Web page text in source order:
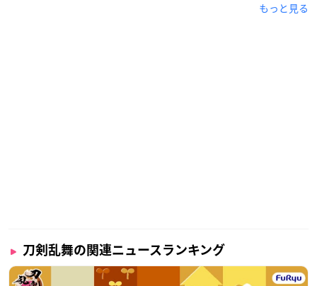
もっと見る
刀剣乱舞の関連ニュースランキング